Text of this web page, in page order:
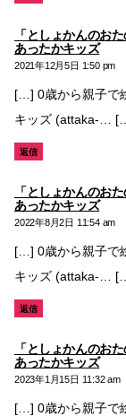
「としょかんのお
あったかキッズの
発
言:
2021年12月5日 1:50 pm
[…] 0歳から親子で
キッズ (attaka-…
返信
「としょかんのお
あったかキッズの
発
2022年8月2日 11:54 am
[…] 0歳から親子で
キッズ (attaka-…
返信
「としょかんのお
あったかキッズの
発
2023年1月15日 11:32 am
[…] 0歳から親子で